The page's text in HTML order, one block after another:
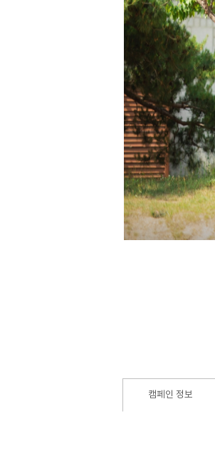
캠페인 정보